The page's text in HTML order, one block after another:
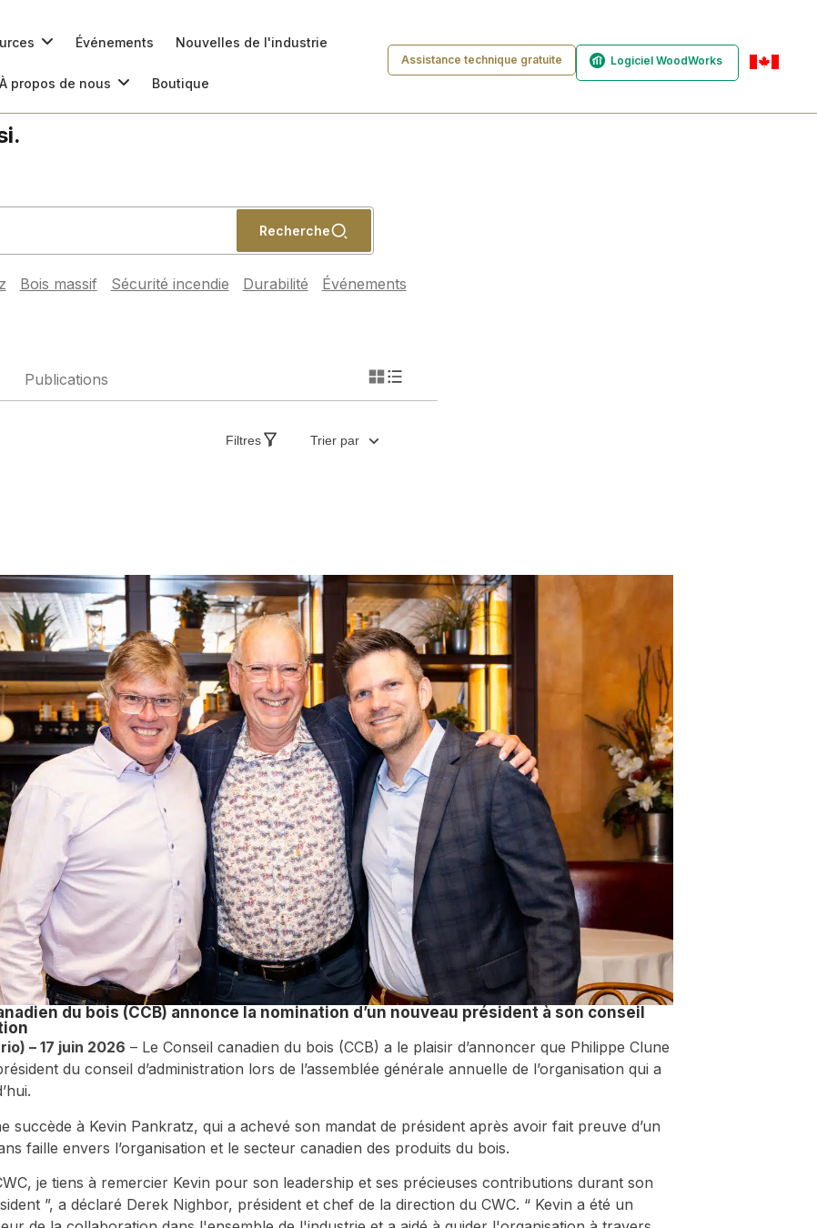
Événements Nouvelles de l'industrie
À propos de nous Boutique
Assistance technique gratuite Logiciel WoodWorks
Recherche
Bois massif Sécurité incendie Durabilité Événements
Publications
Filtres Trier par
du bois (CCB) annonce la nomination d’un nouveau président à son conseil
– 17 juin 2026 – Le Conseil canadien du bois (CCB) a le plaisir d’annoncer que Philippe Clune
du conseil d’administration lors de l’assemblée générale annuelle de l’organisation qui a
succède à Kevin Pankratz, qui a achevé son mandat de président après avoir fait preuve d’un
faille envers l’organisation et le secteur canadien des produits du bois.
je tiens à remercier Kevin pour son leadership et ses précieuses contributions durant son
”, a déclaré Derek Nighbor, président et chef de la direction du CWC. “ Kevin a été un